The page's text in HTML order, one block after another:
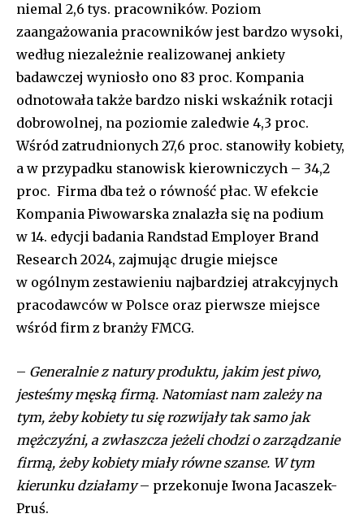
niemal 2,6 tys. pracowników. Poziom
zaangażowania pracowników jest bardzo wysoki,
według niezależnie realizowanej ankiety
badawczej wyniosło ono 83 proc. Kompania
odnotowała także bardzo niski wskaźnik rotacji
dobrowolnej, na poziomie zaledwie 4,3 proc.
Wśród zatrudnionych 27,6 proc. stanowiły kobiety,
a w przypadku stanowisk kierowniczych – 34,2
proc. Firma dba też o równość płac. W efekcie
Kompania Piwowarska znalazła się na podium
w 14. edycji badania Randstad Employer Brand
Research 2024, zajmując drugie miejsce
w ogólnym zestawieniu najbardziej atrakcyjnych
pracodawców w Polsce oraz pierwsze miejsce
wśród firm z branży FMCG.
– Generalnie z natury produktu, jakim jest piwo,
jesteśmy męską firmą. Natomiast nam zależy na
tym, żeby kobiety tu się rozwijały tak samo jak
mężczyźni, a zwłaszcza jeżeli chodzi o zarządzanie
firmą, żeby kobiety miały równe szanse. W tym
kierunku działamy– przekonuje Iwona Jacaszek-
Pruś.